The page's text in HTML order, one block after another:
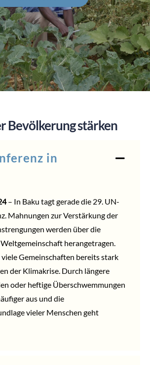
Bevölkerung stärken
in
– In Baku tagt gerade die 29. UN-
Mahnungen zur Verstärkung der
werden über die
herangetragen.
Gemeinschaften bereits stark
der Klimakrise. Durch längere
oder heftige Überschwemmungen
aus und die
vieler Menschen geht